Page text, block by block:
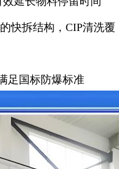
快拆结构，CIP清洗覆
足国标防爆标准